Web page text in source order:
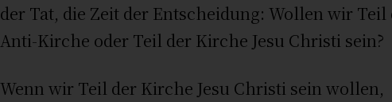
der Tat, die Zeit der Entscheidung: Wollen wir Teil
Anti-Kirche oder Teil der Kirche Jesu Christi sein?
Wenn wir Teil der Kirche Jesu Christi sein wollen,